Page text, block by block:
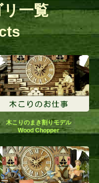
一覧
木こりのまき割りモデル
Wood Chopper